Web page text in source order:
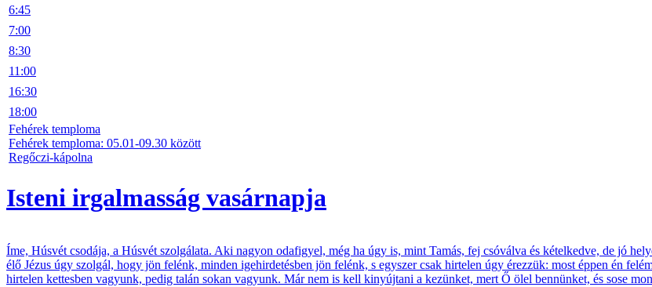
6:45
7:00
8:30
11:00
16:30
18:00
Fehérek temploma
Fehérek temploma: 05.01-09.30 között
Regőczi-kápolna
Isteni irgalmasság vasárnapja
Íme, Húsvét csodája, a Húsvét szolgálata. Aki nagyon odafigyel, még ha úgy is, mint Tamás, fej csóválva és kételkedve, de jó
élő Jézus úgy szolgál, hogy jön felénk, minden igehirdetésben jön felénk, s egyszer csak hirtelen úgy érezzük: most éppen én
hirtelen kettesben vagyunk, pedig talán sokan vagyunk. Már nem is kell kinyújtani a kezünket, mert Ő ölel bennünket, és sose